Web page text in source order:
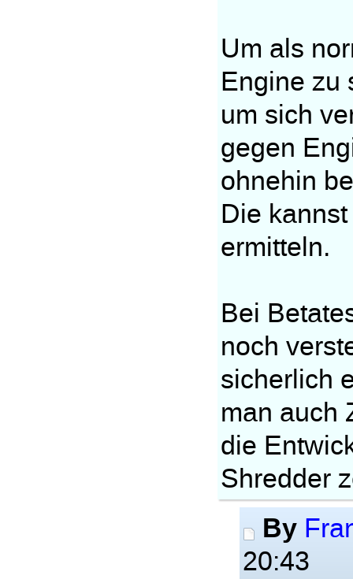
Um als
Engine zu
um sich
gegen
ohnehin
Die
ermitteln.
Bei
noch
sicherlich
man auch
die
Shredder
By
20:43